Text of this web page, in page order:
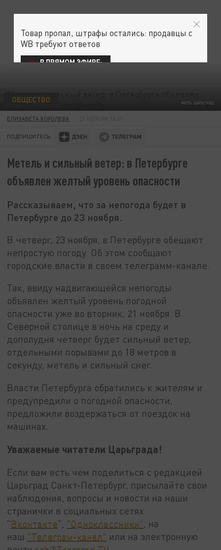
ФОТО: ЦАРЬГРАД
ОБЩЕСТВО
ЕЛИЗАВЕТА КОРОЛЕВА
ПОДПИШИТЕСЬ:
Метель и сильный ветер: в Петербурге
объявлен желтый уровень опасности
Рассказываем, что за непогода будет в
Петербурге до 23 ноября.
В четверг, 23 ноября, в Петербурге обещают
непростую погоду. Об этом сообщают
городские власти в своем телеграмм-канале.
Так, ввиду надвигающейся непогоды
объявлен желтый уровень погодной
опасности уже во вторник, 21 ноября. В
Северной столице в ночь на среду и
дополудня четверг будет сильный ветер,
отдельными порывами до 18 метров в
секунду, метель и сильный снег.
Власти Петербурга обратились к жителям и
предупредили о погодной опасности,
предложили воздержаться от поездок на
машинах.
Уважаемые читатели Царьграда!
Если вам есть чем поделиться с редакцией
Царьград Санкт-Петербург, присылайте свои
наблюдения, вопросы и новости на наши
странички в социальных сетях
"Вконтакте", "Одноклассники" , на
наш "Телеграм-канал" или на электронную
Товар пропал, штрафы остались: продавцы с
WB требуют ответов
В ПРЯМОМ ЭФИРЕ: